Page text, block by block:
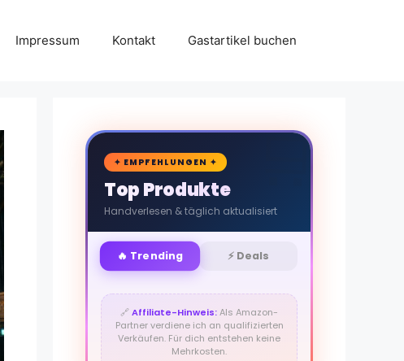
Impressum Kontakt Gastartikel buchen
🛒
✦ EMPFEHLUNGEN ✦
Top Produkte
Handverlesen & täglich aktualisiert
🔥 Trending ⚡ Deals
🔗Affiliate-Hinweis:Als Amazon-
Partner verdiene ich an qualifizierten
Verkäufen. Für dich entstehen keine
Mehrkosten.